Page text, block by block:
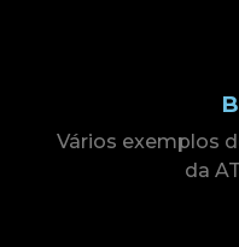
Vários exemplos
da